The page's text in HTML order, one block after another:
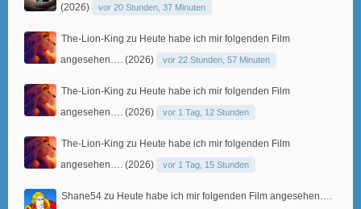
(2026)
vor 20 Stunden, 37 Minuten
The-Lion-King zu Heute habe ich mir folgenden Film
angesehen…. (2026)
vor 22 Stunden, 57 Minuten
The-Lion-King zu Heute habe ich mir folgenden Film
angesehen…. (2026)
vor 1 Tag, 12 Stunden
The-Lion-King zu Heute habe ich mir folgenden Film
angesehen…. (2026)
vor 1 Tag, 15 Stunden
Shane54 zu Heute habe ich mir folgenden Film angesehen….